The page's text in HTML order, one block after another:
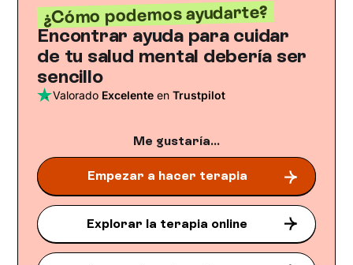
¿Cómo podemos ayudarte?
Encontrar ayuda para cuidar
de tu salud mental debería ser
sencillo
Valorado Excelente enTrustpilot
Me gustaría...
Empezar a hacer terapia
Explorar la terapia online